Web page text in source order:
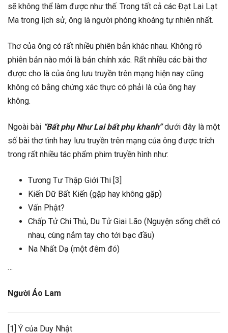
sẽ không thể làm được như thế. Trong tất cả các Đạt Lai Lạt
Ma trong lịch sử, ông là người phóng khoáng tự nhiên nhất.
Thơ của ông có rất nhiều phiên bản khác nhau. Không rõ
phiên bản nào mới là bản chính xác. Rất nhiều các bài thơ
được cho là của ông lưu truyền trên mạng hiện nay cũng
không có bằng chứng xác thực có phải là của ông hay
không.
Ngoài bài “Bất phụ Như Lai bất phụ khanh” dưới đây là một
số bài thơ tình hay lưu truyền trên mạng của ông được trích
trong rất nhiều tác phẩm phim truyền hình như:
Tương Tư Thập Giới Thi [3]
Kiến Dữ Bất Kiến (gặp hay không gặp)
Vấn Phật?
Chấp Tử Chi Thủ, Du Tử Giai Lão (Nguyện sống chết có
nhau, cùng nắm tay cho tới bạc đầu)
Na Nhất Dạ (một đêm đó)
…
Người Áo Lam
[1] Ý của Duy Nhật